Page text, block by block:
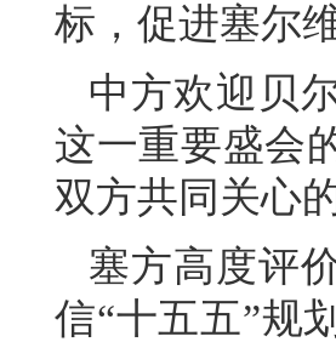
标，促进塞尔
中方欢迎贝
这一重要盛会
双方共同关心
塞方高度评
信“十五五”规